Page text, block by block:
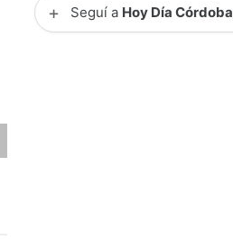
+ Seguí a Hoy Día Córdoba